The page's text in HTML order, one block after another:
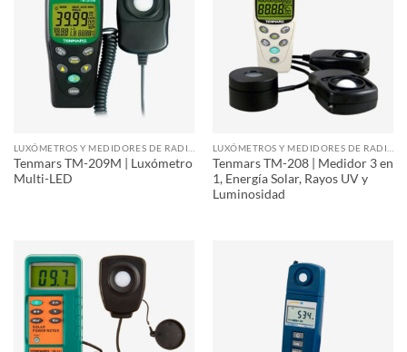
Tenmars TM-209M | Luxómetro
Multi-LED
Tenmars TM-208 | Medidor 3 en
1, Energía Solar, Rayos UV y
Luminosidad